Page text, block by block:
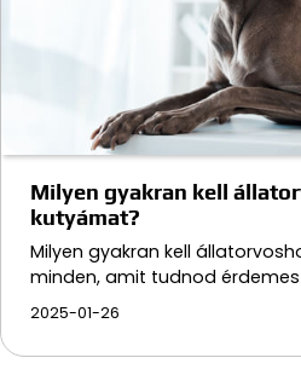
Milyen gyakran kell
kutyámat?
Milyen gyakran kell
minden, amit tudnod érdemes
2025-01-26